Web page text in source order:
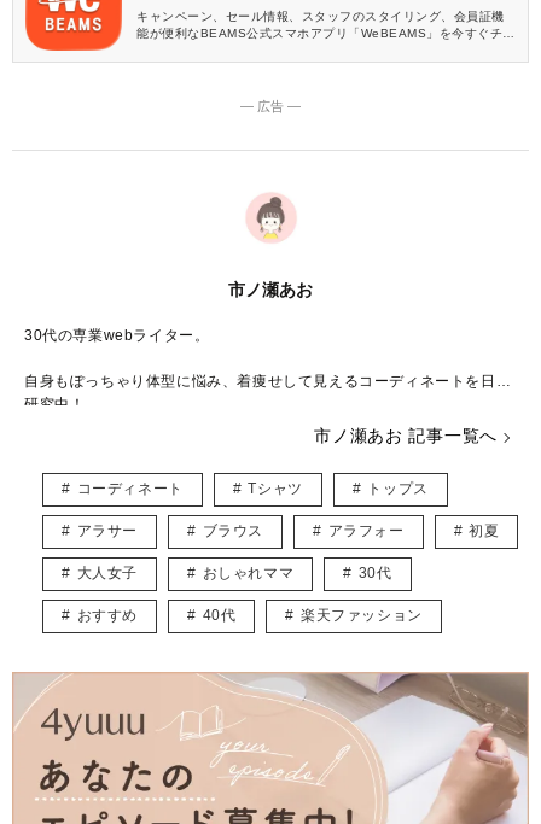
キャンペーン、セール情報、スタッフのスタイリング、会員証機
能が便利なBEAMS公式スマホアプリ「WeBEAMS」を今すぐチェ
― 広告 ―
市ノ瀬あお
30代の専業webライター。
自身もぽっちゃり体型に悩み、着痩せして見えるコーディネートを日々
研究中！
甘いものには目が無いのでスイーツを楽しみつつも、健康的な体型を目
読者さんと同じ目線だからこそ書ける、見て・読んで楽しめる記事づく
りを心がけています。
https://x.com/2929_sdn
市ノ瀬あお 記事一覧へ
コーディネート Tシャツ トップス
アラサー ブラウス アラフォー 初夏
大人女子 おしゃれママ 30代
おすすめ 40代 楽天ファッション